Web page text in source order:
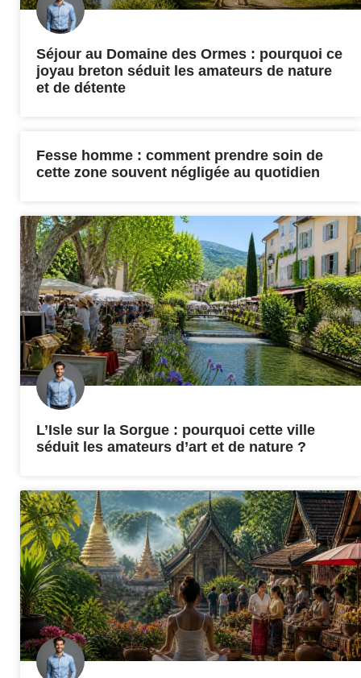
Séjour au Domaine des Ormes : pourquoi ce
joyau breton séduit les amateurs de nature
et de détente
Fesse homme : comment prendre soin de
cette zone souvent négligée au quotidien
L’Isle sur la Sorgue : pourquoi cette ville
séduit les amateurs d’art et de nature ?